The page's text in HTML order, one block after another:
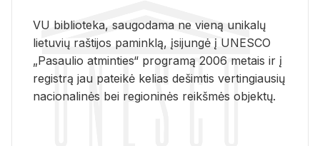
VU biblioteka, saugodama ne vieną unikalų
lietuvių raštijos paminklą, įsijungė į UNESCO
„Pasaulio atminties“ programą 2006 metais ir į
registrą jau pateikė kelias dešimtis vertingiausių
nacionalinės bei regioninės reikšmės objektų.